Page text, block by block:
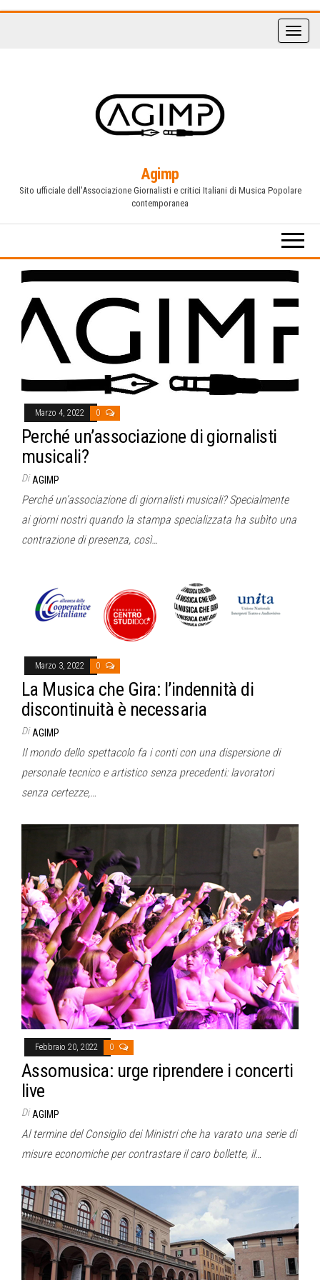
Agimp
Sito ufficiale dell'Associazione Giornalisti e critici Italiani di Musica Popolare
contemporanea
Marzo 4, 2022 0
Perché un’associazione di giornalisti
musicali?
Di AGIMP
Perché un’associazione di giornalisti musicali? Specialmente
ai giorni nostri quando la stampa specializzata ha subìto una
contrazione di presenza, così…
Marzo 3, 2022 0
La Musica che Gira: l’indennità di
discontinuità è necessaria
Di AGIMP
Il mondo dello spettacolo fa i conti con una dispersione di
personale tecnico e artistico senza precedenti: lavoratori
senza certezze,…
Febbraio 20, 2022 0
Assomusica: urge riprendere i concerti
live
Di AGIMP
Al termine del Consiglio dei Ministri che ha varato una serie di
misure economiche per contrastare il caro bollette, il…